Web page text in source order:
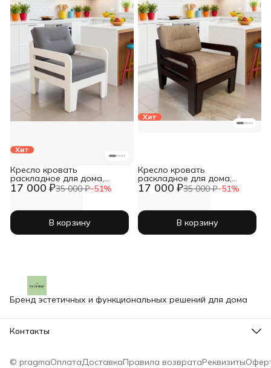
Хит
17 000 ₽35 000 ₽−51%
Кресло кровать
раскладное для дома,
каркасная раскладушка
В корзину
Хит
17 000 ₽35 000 ₽−51%
Кресло кровать
раскладное для дома,
каркасная раскладушка
В корзину
Бренд эстетичных и функциональных решений для дома
Контакты
Телефон
© pragmaОплатаДоставкаПравила возвратаРеквизиты